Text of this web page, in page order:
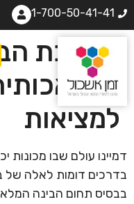
1-700-50-41-41
מהפכת
למציאות
דמיינו עולם שבו
בדרכים דומות לאלה של